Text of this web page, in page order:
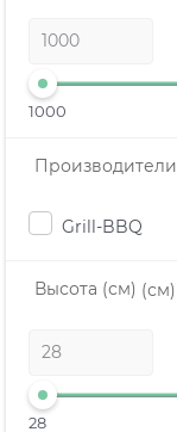
1000
Производители
Grill-BBQ
Высота (см) (см)
28